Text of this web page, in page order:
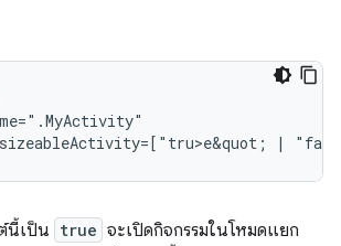
quot; |
นี้เป็น true จะเปิดกิจกรรมในโหมดแยก